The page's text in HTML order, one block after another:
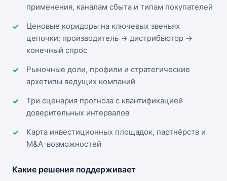
применения, каналам сбыта и типам покупателей
Ценовые коридоры на ключевых звеньях
цепочки: производитель → дистрибьютор →
конечный спрос
Рыночные доли, профили и стратегические
архетипы ведущих компаний
Три сценария прогноза с квантификацией
доверительных интервалов
Карта инвестиционных площадок, партнёрств и
M&A-возможностей
Какие решения поддерживает